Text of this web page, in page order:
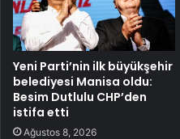
Yeni Parti’nin ilk büyükşehir
belediyesi Manisa oldu:
Besim Dutlulu CHP’den
istifa etti
Ağustos 8, 2026